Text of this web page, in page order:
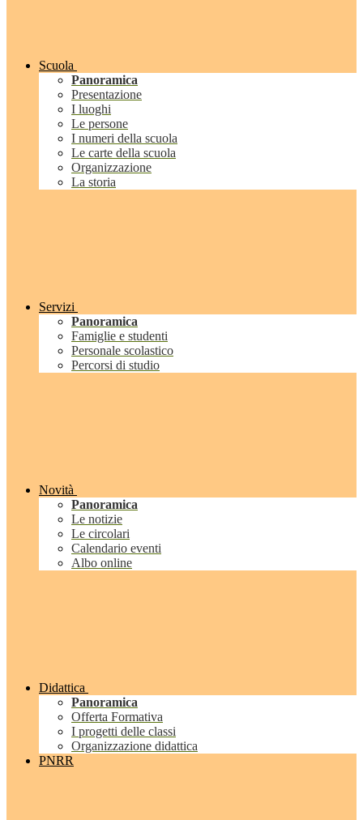
Scuola
Panoramica
Presentazione
I luoghi
Le persone
I numeri della scuola
Le carte della scuola
Organizzazione
La storia
Servizi
Panoramica
Famiglie e studenti
Personale scolastico
Percorsi di studio
Novità
Panoramica
Le notizie
Le circolari
Calendario eventi
Albo online
Didattica
Panoramica
Offerta Formativa
I progetti delle classi
Organizzazione didattica
PNRR